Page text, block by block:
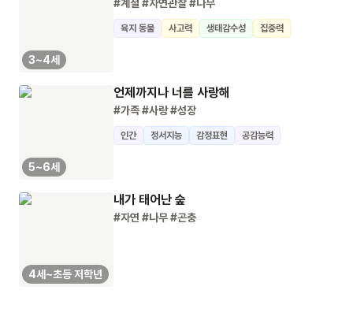
3~4세
#계절 #자연관찰#나무
육지 동물 사고력 생태감수성 집중력
5~6세
언제까지나 너를 사랑해
#가족#사랑#성장
인간 정서지능 감정표현 공감능력
4세~초등 저학년
내가 태어난 숲
#자연 #나무#곤충